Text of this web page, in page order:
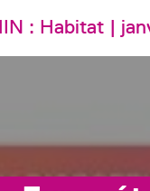
: Habitat|